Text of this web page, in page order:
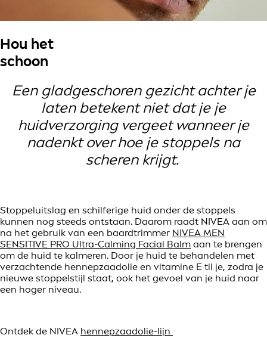
Hou het
schoon
Een gladgeschoren gezicht achter je
laten betekent niet dat je je
huidverzorging vergeet wanneer je
nadenkt over hoe je stoppels na
scheren krijgt.
Stoppeluitslag en schilferige huid onder de stoppels
kunnen nog steeds ontstaan. Daarom raadt NIVEA aan om
na het gebruik van een baardtrimmer NIVEA MEN
SENSITIVE PRO Ultra-Calming Facial Balm aan te brengen
om de huid te kalmeren. Door je huid te behandelen met
verzachtende hennepzaadolie en vitamine E til je, zodra je
nieuwe stoppelstijl staat, ook het gevoel van je huid naar
een hoger niveau.
Ontdek de NIVEA hennepzaadolie-lijn